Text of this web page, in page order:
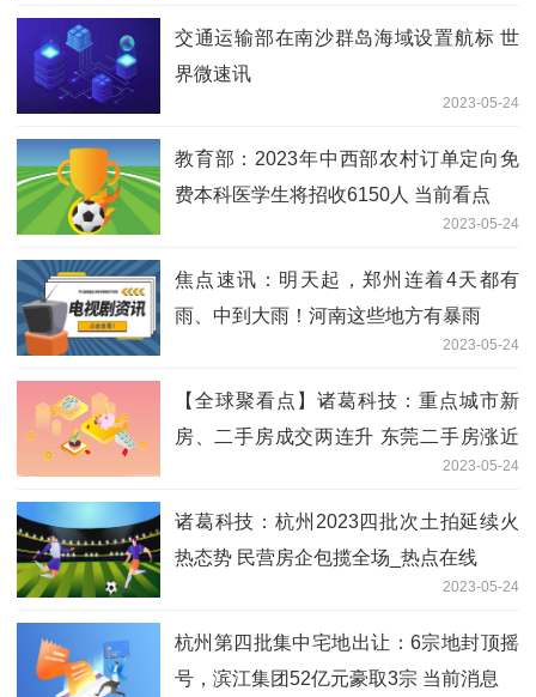
交通运输部在南沙群岛海域设置航标 世
界微速讯
2023-05-24
教育部：2023年中西部农村订单定向免
费本科医学生将招收6150人 当前看点
2023-05-24
焦点速讯：明天起，郑州连着4天都有
雨、中到大雨！河南这些地方有暴雨
2023-05-24
【全球聚看点】诸葛科技：重点城市新
房、二手房成交两连升 东莞二手房涨近
2023-05-24
诸葛科技：杭州2023四批次土拍延续火
热态势 民营房企包揽全场_热点在线
2023-05-24
杭州第四批集中宅地出让：6宗地封顶摇
号，滨江集团52亿元豪取3宗 当前消息